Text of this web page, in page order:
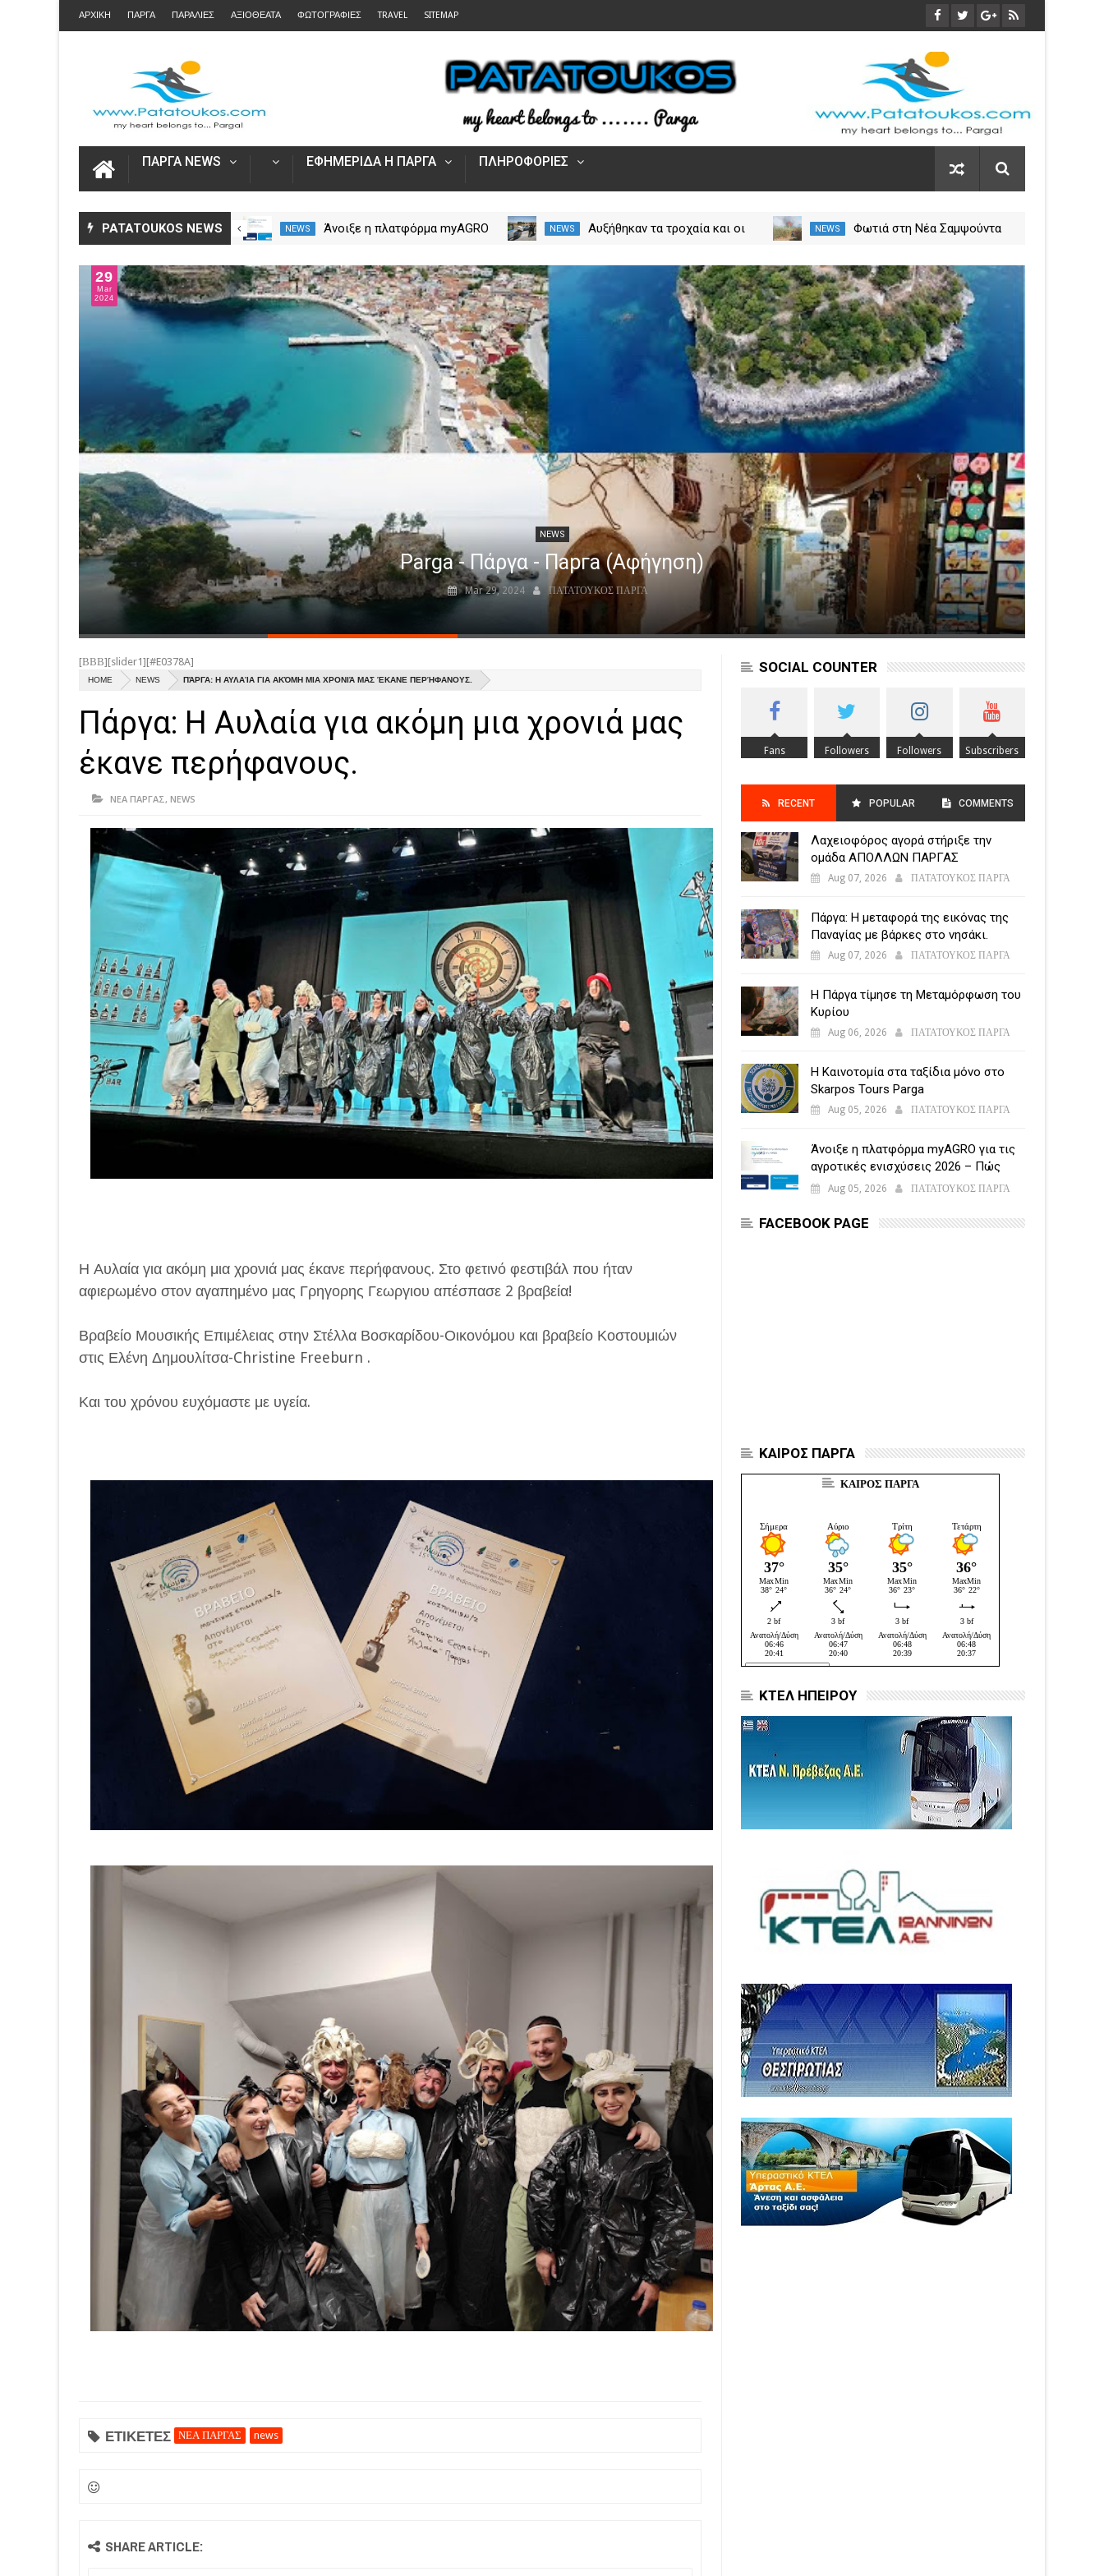
ΑΡΧΙΚΗ ΠΑΡΓΑ ΠΑΡΑΛΙΕΣ ΑΞΙΟΘΕΑΤΑ ΦΩΤΟΓΡΑΦΙΕΣ TRAVEL SITEMAP
ΠΑΡΓΑ NEWS ΕΦΗΜΕΡΙΔΑ Η ΠΑΡΓΑ ΠΛΗΡΟΦΟΡΙΕΣ
PATATOUKOS NEWS
Η Καινοτομία στα ταξίδια μόνο
στο Skarpos Tours Parga
NEWS
Άνοιξε η πλατφόρμα myAGRO
Ενιαία Αίτηση Ενίσχυσης
NEWS
Αυξήθηκαν τα τροχαία και οι
NEWS
Φωτιά στη Νέα Σαμψούντα
δυνάμεις
29
Mar
2024
NEWS
Parga - Πάργα - Парга (Αφήγηση)
Mar 29, 2024 ΠΑΤΑΤΟΥΚΟΣ ΠΑΡΓΑ
[ΒΒΒ][slider1][#E0378A]
HOME NEWS ΠΆΡΓΑ: Η ΑΥΛΑΊΑ ΓΙΑ ΑΚΌΜΗ ΜΙΑ ΧΡΟΝΙΆ ΜΑΣ ΈΚΑΝΕ ΠΕΡΉΦΑΝΟΥΣ.
Πάργα: Η Αυλαία για ακόμη μια χρονιά μας
έκανε περήφανους.
ΝΕΑ ΠΑΡΓΑΣ, NEWS
Η Αυλαία για ακόμη μια χρονιά μας έκανε περήφανους. Στο φετινό φεστιβάλ που ήταν
αφιερωμένο στον αγαπημένο μας Γρηγορης Γεωργιου απέσπασε 2 βραβεία!
Βραβείο Μουσικής Επιμέλειας στην Στέλλα Βοσκαρίδου-Οικονόμου και βραβείο Κοστουμιών
στις Ελένη Δημουλίτσα-Christine Freeburn .
Και του χρόνου ευχόμαστε με υγεία.
ΕΤΙΚΕΤΕΣ ΝΕΑ ΠΑΡΓΑΣ news
SHARE ARTICLE:
SOCIAL COUNTER
Fans Followers Followers Subscribers
RECENT POPULAR
POSTS
COMMENTS
Λαχειοφόρος αγορά στήριξε την
ομάδα ΑΠΟΛΛΩΝ ΠΑΡΓΑΣ
Aug 07, 2026 ΠΑΤΑΤΟΥΚΟΣ ΠΑΡΓΑ
Πάργα: Η μεταφορά της εικόνας της
Παναγίας με βάρκες στο νησάκι.
Aug 07, 2026 ΠΑΤΑΤΟΥΚΟΣ ΠΑΡΓΑ
Η Πάργα τίμησε τη Μεταμόρφωση του
Κυρίου
Aug 06, 2026 ΠΑΤΑΤΟΥΚΟΣ ΠΑΡΓΑ
Η Καινοτομία στα ταξίδια μόνο στο
Skarpos Tours Parga
Aug 05, 2026 ΠΑΤΑΤΟΥΚΟΣ ΠΑΡΓΑ
Άνοιξε η πλατφόρμα myAGRO για τις
αγροτικές ενισχύσεις 2026 – Πώς
υποβάλλεται η Ενιαία Αίτηση
Aug 05, 2026 ΠΑΤΑΤΟΥΚΟΣ ΠΑΡΓΑ
FACEBOOK PAGE
ΚΑΙΡΟΣ ΠΑΡΓΑ
ΚΑΙΡΟΣ ΠΑΡΓΑ
ΚΤΕΛ ΗΠΕΙΡΟΥ